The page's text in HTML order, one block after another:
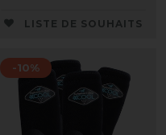
LISTE DE SOUHAITS
-10%